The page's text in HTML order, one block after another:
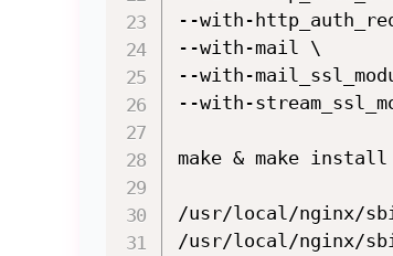
--with-
--with-mail \
--with-
--with-
make & make install
/usr/local/nginx/
/usr/local/nginx/